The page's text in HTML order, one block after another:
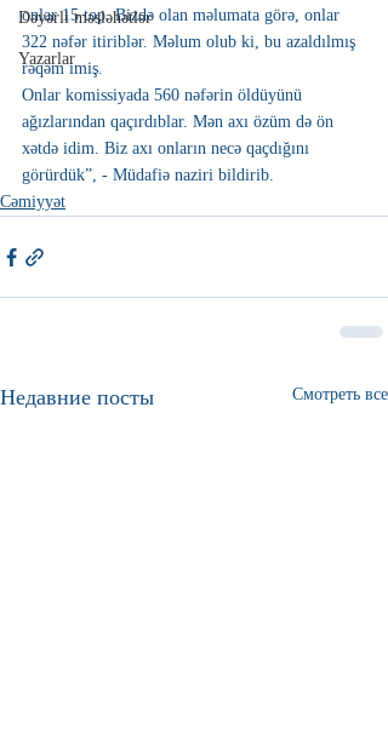
Dəyərli məsləhətlər
Yazarlar
onlar 15 top. Bizdə olan məlumata görə, onlar
322 nəfər itiriblər. Məlum olub ki, bu azaldılmış
rəqəm imiş.
Onlar komissiyada 560 nəfərin öldüyünü
ağızlarından qaçırdıblar. Mən axı özüm də ön
xətdə idim. Biz axı onların necə qaçdığını
görürdük”, - Müdafiə naziri bildirib.
Cəmiyyət
Недавние посты Смотреть все